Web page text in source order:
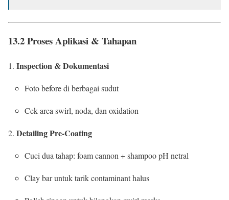
13.2 Proses Aplikasi & Tahapan
Inspection & Dokumentasi
Foto before di berbagai sudut
Cek area swirl, noda, dan oxidation
Detailing Pre-Coating
Cuci dua tahap: foam cannon + shampoo pH netral
Clay bar untuk tarik contaminant halus